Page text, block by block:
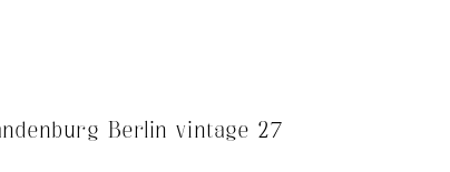
Berlin vintage 27